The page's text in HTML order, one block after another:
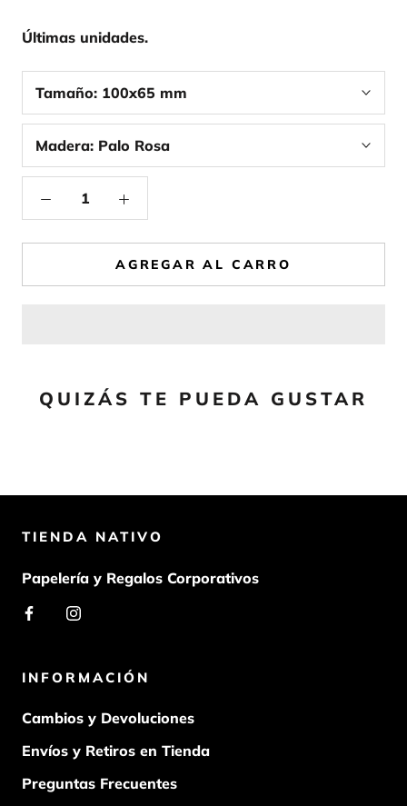
Últimas unidades.
Tamaño: 100x65 mm
Madera: Palo Rosa
AGREGAR AL CARRO
QUIZÁS TE PUEDA GUSTAR
TIENDA NATIVO
Papelería y Regalos Corporativos
INFORMACIÓN
Cambios y Devoluciones
Envíos y Retiros en Tienda
Preguntas Frecuentes